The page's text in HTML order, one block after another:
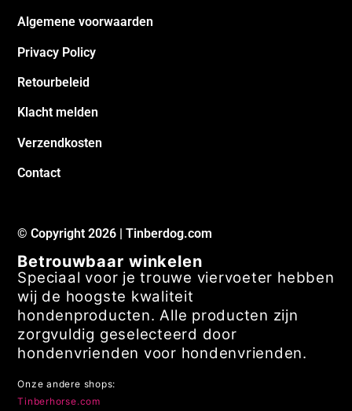
Algemene voorwaarden
Privacy Policy
Retourbeleid
Klacht melden
Verzendkosten
Contact
© Copyright 2026 | Tinberdog.com
Betrouwbaar winkelen
Speciaal voor je trouwe viervoeter hebben
wij de hoogste kwaliteit
hondenproducten. Alle producten zijn
zorgvuldig geselecteerd door
hondenvrienden voor hondenvrienden.
Onze andere shops:
Tinberhorse.com